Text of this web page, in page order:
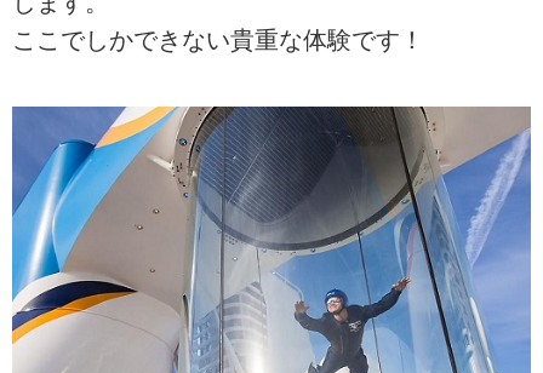
ここでしかできない貴重な体験です！